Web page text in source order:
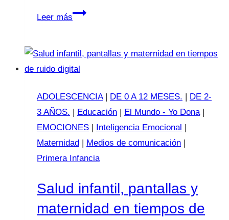
Leer másDespués
cómo
resetear
ADOLESCENCIA| DE 0 A 12 MESES.
DE 2-
3 AÑOS.
Educación El Mundo - Yo Dona|
EMOCIONES
Inteligencia Emocional
Maternidad
Medios de comunicación
Primera Infancia
Salud infantil, pantallas y
maternidad en tiempos de